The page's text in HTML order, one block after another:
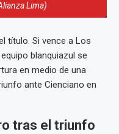
Lima)
título. Si vence a Los
blanquiazul se
en medio de una
ante Cienciano en
tras el triunfo